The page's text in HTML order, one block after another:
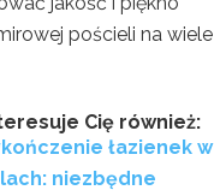
pościeli na wiele
Cię również:
łazienek w
niezbędne